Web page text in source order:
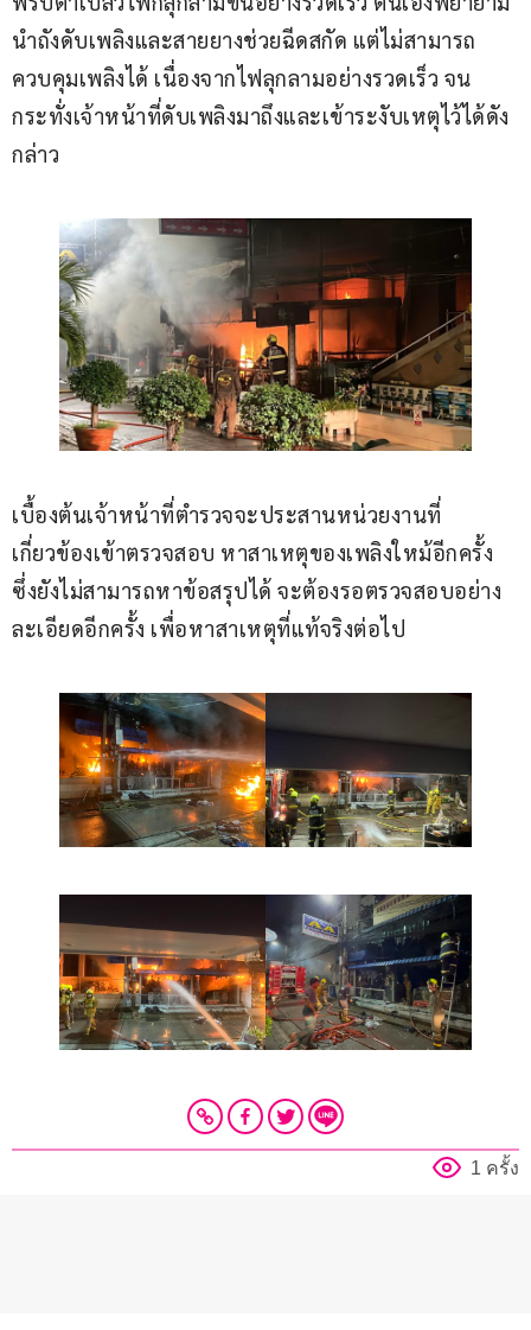
นำถังดับเพลิงและสายยางช่วยฉีดสกัด แต่ไม่สามารถ
ควบคุมเพลิงได้ เนื่องจากไฟลุกลามอย่างรวดเร็ว จน
กระทั่งเจ้าหน้าที่ดับเพลิงมาถึงและเข้าระงับเหตุไว้ได้ดัง
กล่าว
เบื้องต้นเจ้าหน้าที่ตำรวจจะประสานหน่วยงานที่
เกี่ยวข้องเข้าตรวจสอบ หาสาเหตุของเพลิงใหม้อีกครั้ง
ซึ่งยังไม่สามารถหาข้อสรุปได้ จะต้องรอตรวจสอบอย่าง
ละเอียดอีกครั้ง เพื่อหาสาเหตุที่แท้จริงต่อไป
1 ครั้ง